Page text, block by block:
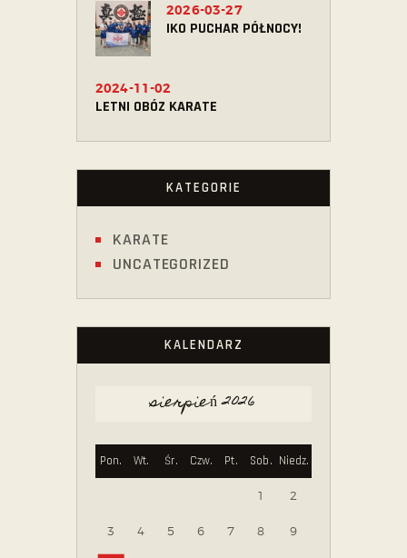
IKO PUCHAR PÓŁNOCY!
2026-03-27
LETNI OBÓZ KARATE
2024-11-02
KATEGORIE
KARATE
UNCATEGORIZED
KALENDARZ
sierpień 2026
Pon. Wt. Śr. Czw. Pt. Sob. Niedz.
1 2
3 4 5 6 7 8 9